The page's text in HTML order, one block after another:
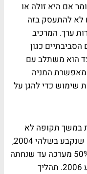
אם היא זולה או
לא להתעסק בזה
ערך. המרכיב
כגון
הוא משתלב עם
מאפשרת המניה
שימוש כדי להגן על
במשך תקופה לא
קצרה. ממחיר של 200 שקלים למניה שנקבע בשלהי 2004,
הקפידה המניה לאבד הרבה מעבר ל-50% מערכה עד שנחתה
נחיתת אונס במחיר של 62.45 באמצע 2006. תהליך